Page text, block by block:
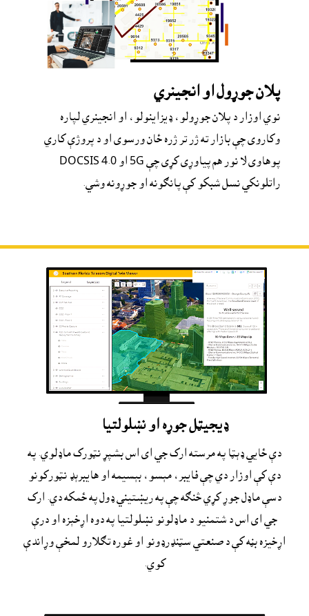
پلان جوړول او انجينري
راتلونکي نسل شبکو کې پانګونه او جوړونه وشي.
ډيجيټل جوړه او نښلولتيا
دې ځايي ډېټا په مرسته ارک جي اى اس بشپړ نټورک ماډلوي. په
دې کې اوزار دي چې فايبر، مېسو، بېسيمه او هايبرېډ نټورکونو
دسې ماډل جوړ کړي څنګه چې په ريښتيني ډول په ځمکه دي. ارک
جي اى اس د شتمنيو د ماډلونو نښلولتيا په دوه اړخېزه او درې
اړخيزه بڼه کې د صنعتي سټنډرډونو او غوره تګلارو لمخې وړاندې
کوي.